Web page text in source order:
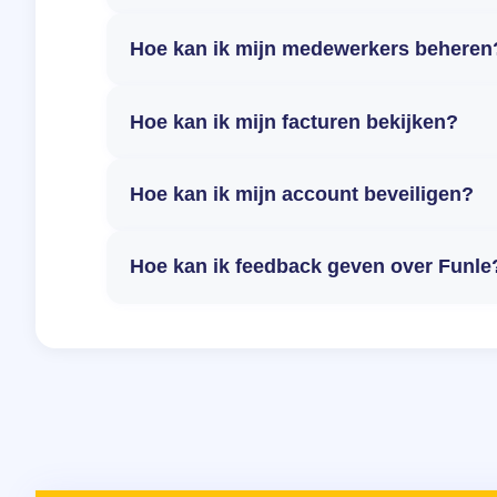
Hoe kan ik mijn medewerkers
Hoe kan ik mijn facturen bekijken?
Hoe kan ik mijn account beveiligen?
Hoe kan ik feedback geven over